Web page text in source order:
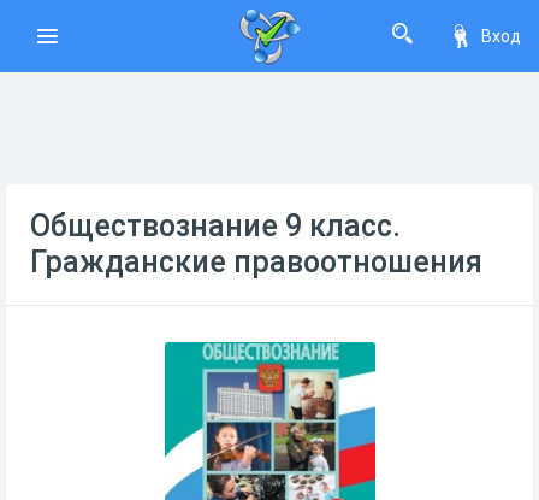
Вход
Обществознание 9 класс.
Гражданские правоотношения